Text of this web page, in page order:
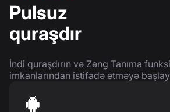
Pulsuz
quraşdır
İndi quraşdırın və Zəng Tanıma
imkanlarından istifadə etməyə